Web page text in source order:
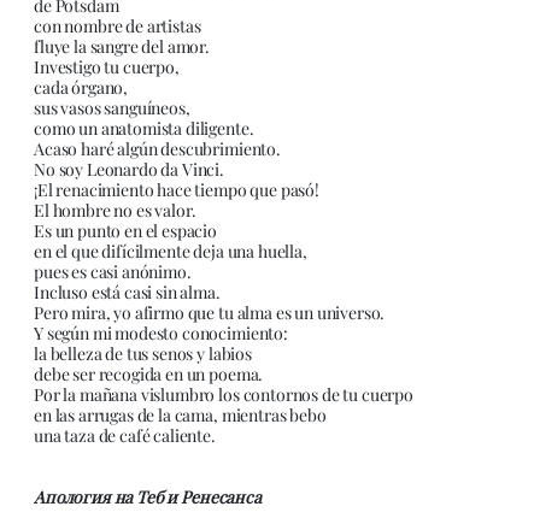
de Potsdam
con nombre de artistas
fluye la sangre del amor.
Investigo tu cuerpo,
cada órgano,
sus vasos sanguíneos,
como un anatomista diligente.
Acaso haré algún descubrimiento.
No soy Leonardo da Vinci.
¡El renacimiento hace tiempo que pasó!
El hombre no es valor.
Es un punto en el espacio
en el que difícilmente deja una huella,
pues es casi anónimo.
Incluso está casi sin alma.
Pero mira, yo afirmo que tu alma es un universo.
Y según mi modesto conocimiento:
la belleza de tus senos y labios
debe ser recogida en un poema.
Por la mañana vislumbro los contornos de tu cuerpo
en las arrugas de la cama, mientras bebo
una taza de café caliente.
Апологияна ТебиРенесанса